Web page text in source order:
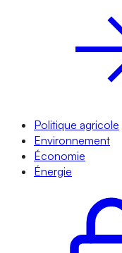
Politique agricole
Environnement
Économie
Énergie